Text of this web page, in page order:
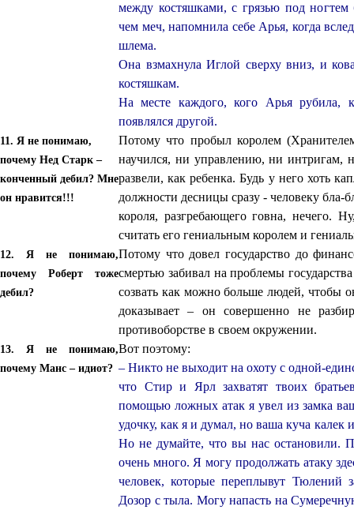
между костяшками, с грязью под
чем меч, напомнила себе Арья, когда
шлема.
Она взмахнула Иглой сверху вниз, и
костяшкам.
На месте каждого, кого Арья рубила,
появлялся другой.
11. Я не понимаю,
почему Нед Старк –
конченный дебил? Мне
он нравится!!!
Потому что пробыл королем
научился, ни управлению, ни интригам,
развели, как ребенка. Будь у него хоть
должности десницы сразу - человеку бла-
короля, разгребающего говна, нечего.
считать его гениальным королем и
12. Я не понимаю,
почему Роберт тоже
дебил?
Потому что довел государство до
смертью забивал на проблемы
созвать как можно больше людей, чтобы
доказывает – он совершенно не
противоборстве в своем окружении.
13. Я не понимаю,
почему Манс – идиот?
Вот поэтому:
– Никто не выходит на охоту с
что Стир и Ярл захватят твоих
помощью ложных атак я увел из замка
удочку, как я и думал, но ваша куча калек
Но не думайте, что вы нас остановили.
очень много. Я могу продолжать атаку
человек, которые переплывут Тюлений
Дозор с тыла. Могу напасть на